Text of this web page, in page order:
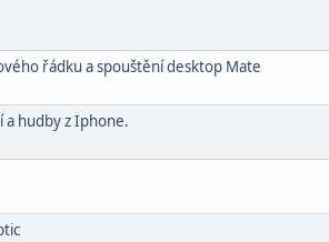
řádku a spouštění desktop Mate
hudby z Iphone.